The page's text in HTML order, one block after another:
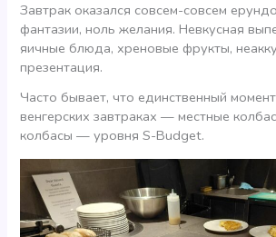
Завтрак оказался совсем-совсем
фантазии, ноль желания. Невкусная
яичные блюда, хреновые фрукты,
презентация.
Часто бывает, что единственный
венгерских завтраках — местные
колбасы — уровня S-Budget.